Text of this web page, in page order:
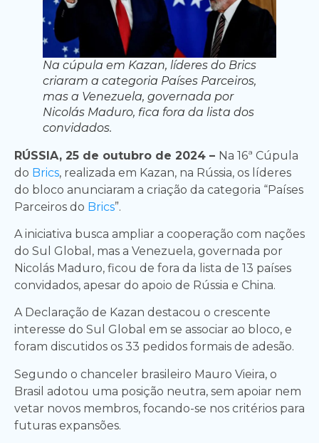
Na cúpula em Kazan, líderes do Brics
criaram a categoria Países Parceiros,
mas a Venezuela, governada por
Nicolás Maduro, fica fora da lista dos
convidados.
RÚSSIA, 25 de outubro de 2024 – Na 16ª Cúpula
do Brics, realizada em Kazan, na Rússia, os líderes
do bloco anunciaram a criação da categoria “Países
Parceiros do Brics”.
A iniciativa busca ampliar a cooperação com nações
do Sul Global, mas a Venezuela, governada por
Nicolás Maduro, ficou de fora da lista de 13 países
convidados, apesar do apoio de Rússia e China.
A Declaração de Kazan destacou o crescente
interesse do Sul Global em se associar ao bloco, e
foram discutidos os 33 pedidos formais de adesão.
Segundo o chanceler brasileiro Mauro Vieira, o
Brasil adotou uma posição neutra, sem apoiar nem
vetar novos membros, focando-se nos critérios para
futuras expansões.